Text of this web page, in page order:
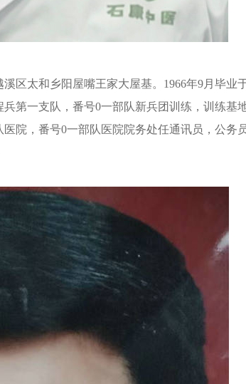
太和乡阳屋嘴王家大屋基。1966年9月毕业
第一支队，番号0一部队新兵团训练，训练基
院，番号0一部队医院院务处任通讯员，公务